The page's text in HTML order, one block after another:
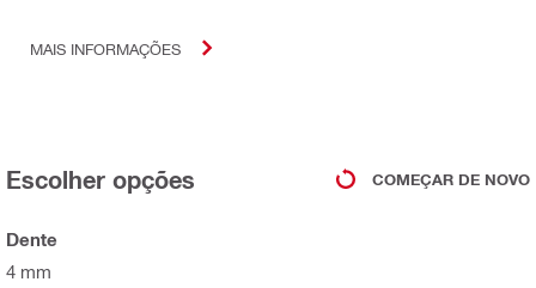
MAIS INFORMAÇÕES
Escolher opções COMEÇAR DE NOVO
Dente
4 mm